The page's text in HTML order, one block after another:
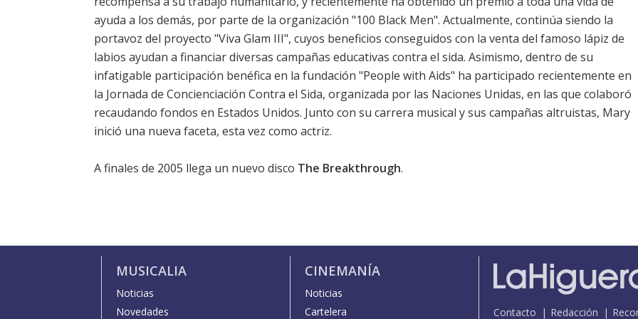
ayuda a los demás, por parte de la organización "100 Black Men". Actualmente, continúa siendo la
portavoz del proyecto "Viva Glam III", cuyos beneficios conseguidos con la venta del famoso lápiz de
labios ayudan a financiar diversas campañas educativas contra el sida. Asimismo, dentro de su
infatigable participación benéfica en la fundación "People with Aids" ha participado recientemente en
la Jornada de Concienciación Contra el Sida, organizada por las Naciones Unidas, en las que colaboró
recaudando fondos en Estados Unidos. Junto con su carrera musical y sus campañas altruistas, Mary
inició una nueva faceta, esta vez como actriz.
A finales de 2005 llega un nuevo disco The Breakthrough.
MUSICALIA
Noticias
Novedades
CINEMANÍA
Noticias
Cartelera
Contacto Redacción